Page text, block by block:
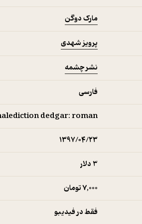
مارک دوگن
پرویز شهدی
نشر چشمه
فارسی
dedgar: roman
۱۳۹۷/۰۴/۲۳
3 دلار
7,000 تومان
فقط در فیدیبو